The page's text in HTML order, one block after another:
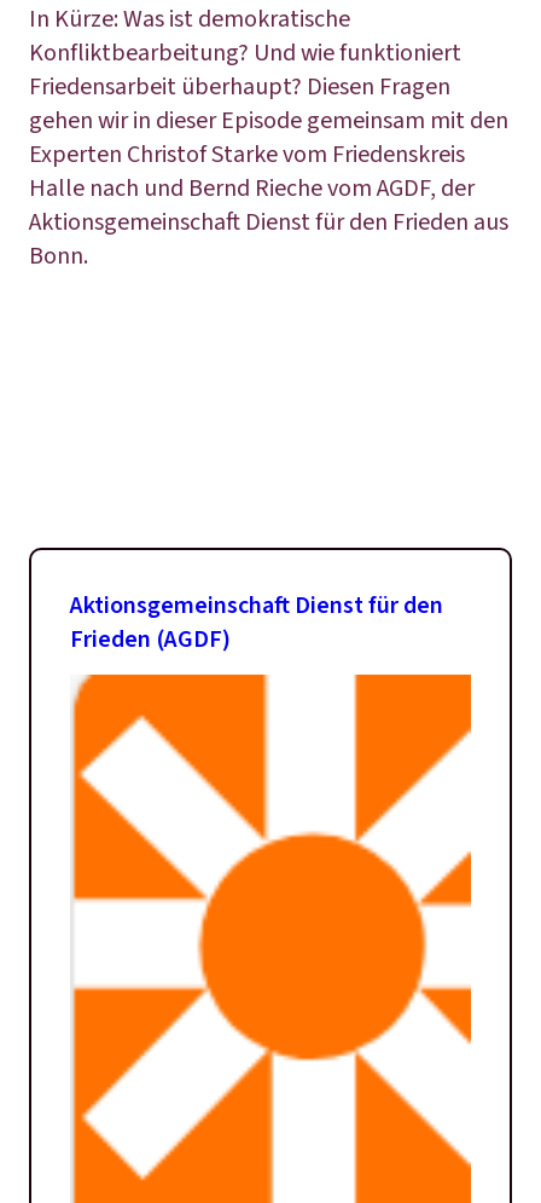
In Kürze: Was ist demokratische
Konfliktbearbeitung? Und wie funktioniert
Friedensarbeit überhaupt? Diesen Fragen
gehen wir in dieser Episode gemeinsam mit den
Experten Christof Starke vom Friedenskreis
Halle nach und Bernd Rieche vom AGDF, der
Aktionsgemeinschaft Dienst für den Frieden aus
Bonn.
Aktionsgemeinschaft Dienst für den
Frieden (AGDF)